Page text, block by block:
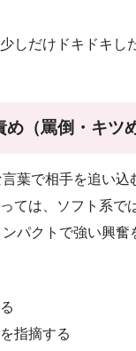
しだけドキドキし
（罵倒・キツ
葉で相手を追い込
ては、ソフト系で
パクトで強い興奮
指摘する